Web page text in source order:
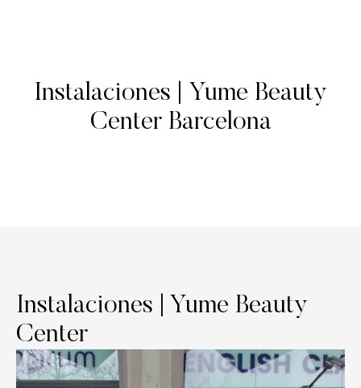
Instalaciones | Yume Beauty
Center Barcelona
Instalaciones | Yume Beauty
Center